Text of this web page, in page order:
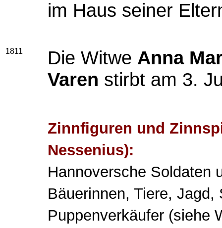
im Haus seiner
1811 Die Witwe Anna
Varen stirbt am 3.
Zinnfiguren und
Nessenius):
Hannoversche Soldaten
Bäuerinnen, Tiere,
Puppenverkäufer (siehe